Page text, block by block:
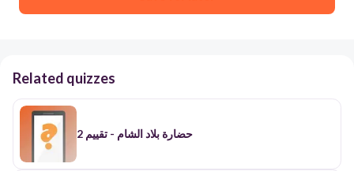
Related quizzes
حضارة بلاد الشام - تقييم 2